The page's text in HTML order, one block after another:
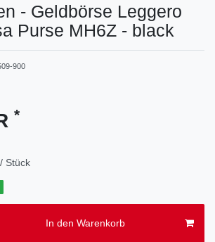
- Geldbörse Leggero
Purse MH6Z - black
900
*
Stück
In den Warenkorb